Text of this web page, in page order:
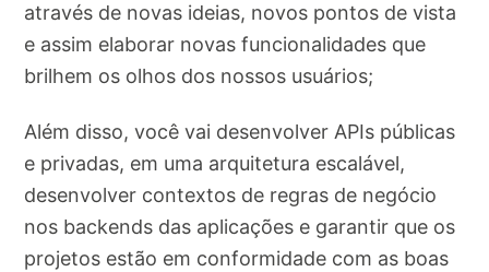
através de novas ideias, novos pontos de vista
e assim elaborar novas funcionalidades que
brilhem os olhos dos nossos usuários;
Além disso, você vai desenvolver APIs públicas
e privadas, em uma arquitetura escalável,
desenvolver contextos de regras de negócio
nos backends das aplicações e garantir que os
projetos estão em conformidade com as boas